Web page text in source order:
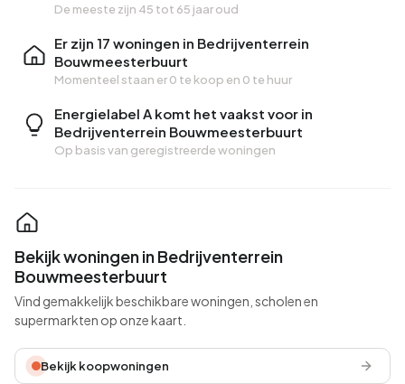
De meeste zijn 45 tot 65 jaar oud
Er zijn 17 woningen in Bedrijventerrein
Bouwmeesterbuurt
Momenteel staan er0 te koop en 0 te huur
Energielabel A komt het vaakst voor in
Bedrijventerrein Bouwmeesterbuurt
Op basis van geregistreerde woningen
Bekijk woningen in Bedrijventerrein
Bouwmeesterbuurt
Vind gemakkelijk beschikbare woningen, scholen en
supermarkten op onze kaart.
Bekijk koopwoningen